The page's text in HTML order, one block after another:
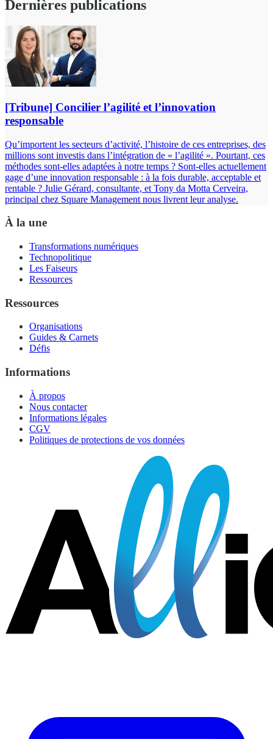
Dernières publications
[Tribune] Concilier l’agilité et l’innovation
responsable
Qu’importent les secteurs d’activité, l’histoire de ces entreprises, des
millions sont investis dans l’intégration de « l’agilité ». Pourtant, ces
méthodes sont-elles adaptées à notre temps ? Sont-elles actuellement
gage d’une innovation responsable : à la fois durable, acceptable et
rentable ? Julie Gérard, consultante, et Tony da Motta Cerveira,
principal chez Square Management nous livrent leur analyse.
À la une
Transformations numériques
Technopolitique
Les Faiseurs
Ressources
Ressources
Organisations
Guides & Carnets
Défis
Informations
À propos
Nous contacter
Informations légales
CGV
Politiques de protections de vos données